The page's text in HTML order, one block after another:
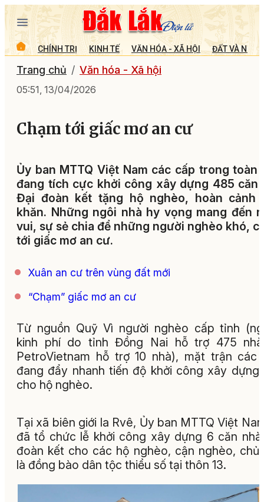
CHÍNH TRỊ KINH TẾ VĂN HÓA - XÃ HỘI ĐẤT VÀ
Trang chủ Văn hóa - Xã hội
05:51, 13/04/2026
Chạm tới giấc mơ an cư
Ủy ban MTTQ Việt Nam các cấp trong toàn
đang tích cực khởi công xây dựng 485 căn
Đại đoàn kết tặng hộ nghèo, hoàn cảnh
khăn. Những ngôi nhà hy vọng mang đến
vui, sự sẻ chia để những người nghèo khó,
tới giấc mơ an cư.
Xuân an cư trên vùng đất mới
“Chạm” giấc mơ an cư
Từ nguồn Quỹ Vì người nghèo cấp tỉnh
kinh phí do tỉnh Đồng Nai hỗ trợ 475
PetroVietnam hỗ trợ 10 nhà), mặt trận các
đang đẩy nhanh tiến độ khởi công xây dựng
cho hộ nghèo.
Tại xã biên giới Ia Rvê, Ủy ban MTTQ Việt
đã tổ chức lễ khởi công xây dựng 6 căn
đoàn kết cho các hộ nghèo, cận nghèo, chủ
là đồng bào dân tộc thiểu số tại thôn 13.